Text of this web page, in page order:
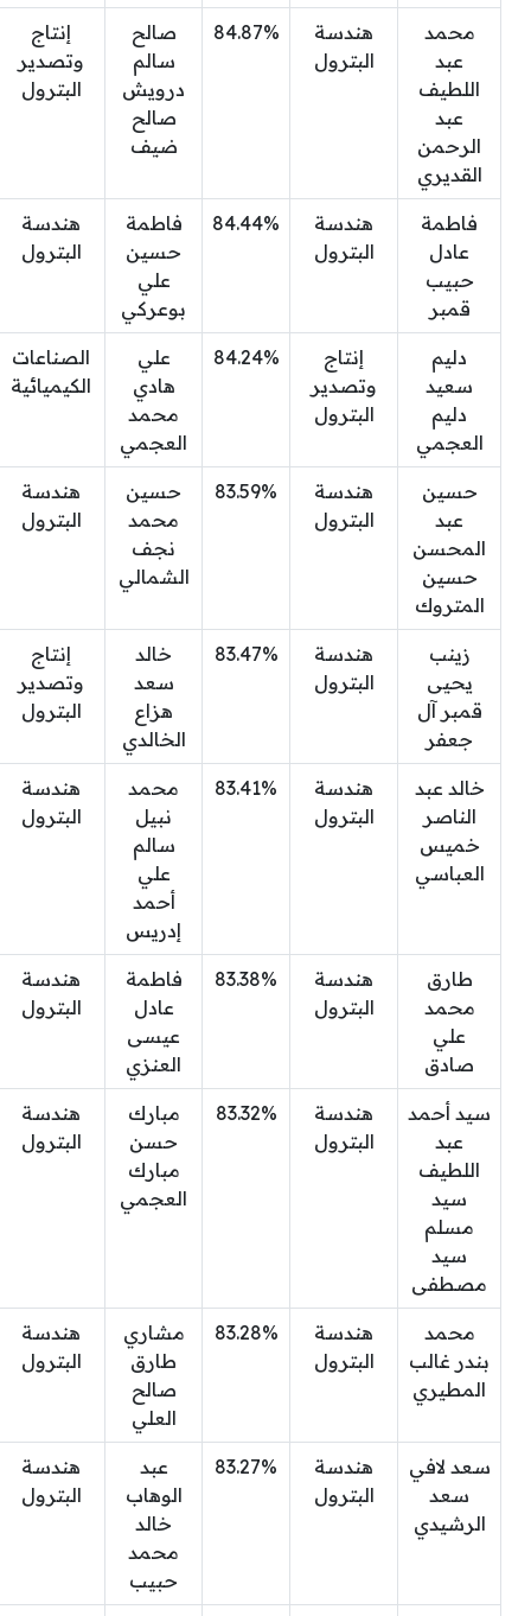
محمد
عبد
اللطيف
عبد
الرحمن
القديري
هندسة
البترول
84.87%
صالح
سالم
درويش
صالح
ضيف
إنتاج
وتصدير
البترول
فاطمة
عادل
حبيب
قمبر
هندسة
البترول
84.44%
فاطمة
حسين
علي
بوعركي
هندسة
البترول
دليم
سعيد
دليم
العجمي
إنتاج
وتصدير
البترول
84.24%
علي
هادي
محمد
العجمي
الصناعات
الكيميائية
حسين
عبد
المحسن
حسين
المتروك
هندسة
البترول
83.59%
حسين
محمد
نجف
الشمالي
هندسة
البترول
زينب
يحيى
قمبر آل
جعفر
هندسة
البترول
83.47%
خالد
سعد
هزاع
الخالدي
إنتاج
وتصدير
البترول
خالد عبد
الناصر
خميس
العباسي
هندسة
البترول
83.41%
محمد
نبيل
سالم
علي
أحمد
إدريس
هندسة
البترول
طارق
محمد
علي
صادق
هندسة
البترول
83.38%
فاطمة
عادل
عيسى
العنزي
هندسة
البترول
سيد أحمد
عبد
اللطيف
سيد
مسلم
سيد
مصطفى
هندسة
البترول
83.32%
مبارك
حسن
مبارك
العجمي
هندسة
البترول
محمد
بندر غالب
المطيري
هندسة
البترول
83.28%
مشاري
طارق
صالح
العلي
هندسة
البترول
سعد لافي
سعد
الرشيدي
هندسة
البترول
83.27%
عبد
الوهاب
خالد
محمد
حبيب
هندسة
البترول